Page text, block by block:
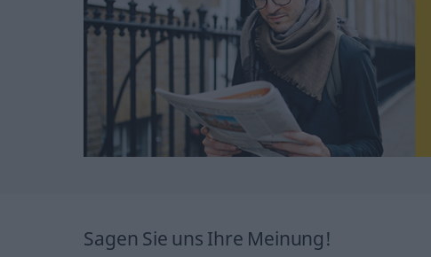
Sagen Sie uns Ihre Meinung!